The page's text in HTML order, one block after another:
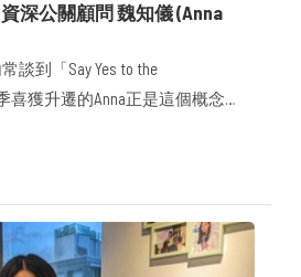
深公關顧問 魏知儀 (Anna
談到「Say Yes to the
喜獲升遷的Anna正是這個概念
有一段磕磕碰碰、披荊斬棘的